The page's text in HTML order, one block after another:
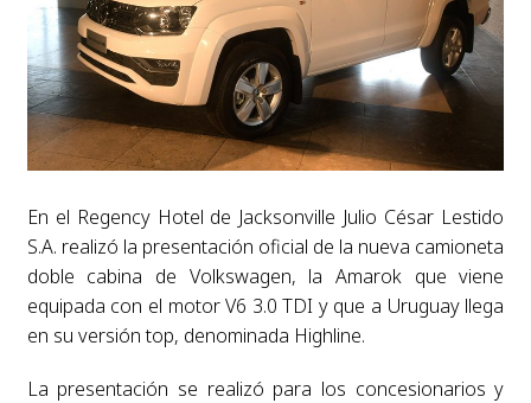
En el Regency Hotel de Jacksonville Julio César Lestido
S.A. realizó la presentación oficial de la nueva camioneta
doble cabina de Volkswagen, la Amarok que viene
equipada con el motor V6 3.0 TDI y que a Uruguay llega
en su versión top, denominada Highline.
La presentación se realizó para los concesionarios y